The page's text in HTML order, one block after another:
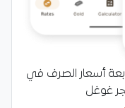
أسعار الصرف في
غوغل